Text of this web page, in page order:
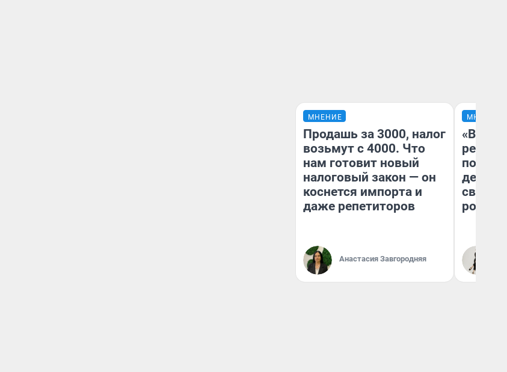
МНЕНИЕ
Продашь за 3000, налог
возьмут с 4000. Что
нам готовит новый
налоговый закон — он
коснется импорта и
даже репетиторов
Анастасия Завгородняя
МНЕНИЕ